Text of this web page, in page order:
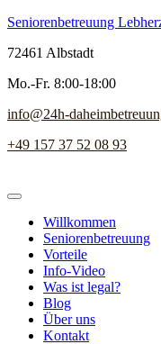
Seniorenbetreuung
72461 Albstadt
Mo.-Fr. 8:00-18:00
info@24h-
+49 157 37 52 08 93
Willkommen
Seniorenbetreuung
Vorteile
Info-Video
Was ist legal?
Blog
Über uns
Kontakt